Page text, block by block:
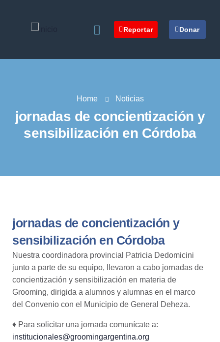
Reportar Donar
Home Noticias
jornadas de concientización y
sensibilización en Córdoba
jornadas de concientización y
sensibilización en Córdoba
Nuestra coordinadora provincial Patricia Dedomicini
junto a parte de su equipo, llevaron a cabo jornadas de
concientización y sensibilización en materia de
Grooming, dirigida a alumnos y alumnas en el marco
del Convenio con el Municipio de General Deheza.
♦ Para solicitar una jornada comunícate a:
institucionales@groomingargentina.org